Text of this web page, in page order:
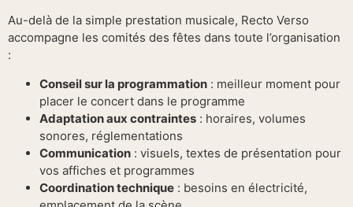
Au-delà de la simple prestation musicale, Recto Verso
accompagne les comités des fêtes dans toute l’organisation
:
Conseil sur la programmation : meilleur moment pour
placer le concert dans le programme
Adaptation aux contraintes : horaires, volumes
sonores, réglementations
Communication : visuels, textes de présentation pour
vos affiches et programmes
Coordination technique : besoins en électricité,